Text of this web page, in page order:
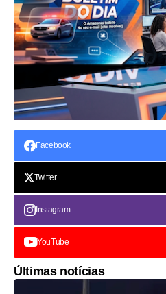
Facebook
Twitter
Instagram
YouTube
Últimas notícias